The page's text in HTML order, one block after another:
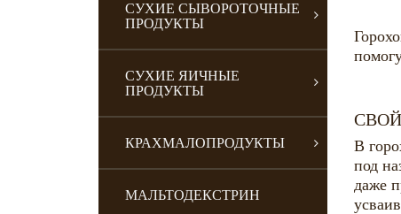
CУХИЕ СЫВОРОТОЧНЫЕ
ПРОДУКТЫ
СУХИЕ ЯИЧНЫЕ
ПРОДУКТЫ
КРАХМАЛОПРОДУКТЫ
МАЛЬТОДЕКСТРИН
В
под
даже